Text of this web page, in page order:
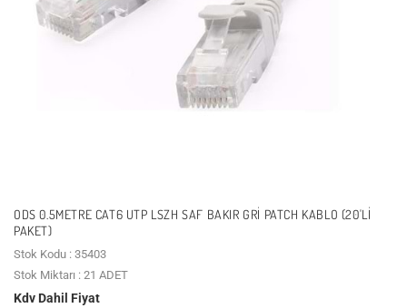
ODS 0.5METRE CAT6 UTP LSZH SAF BAKIR GRI PATCH KABLO (20'LI
PAKET)
Stok Kodu : 35403
Stok Miktarı : 21 ADET
Kdv Dahil Fiyat